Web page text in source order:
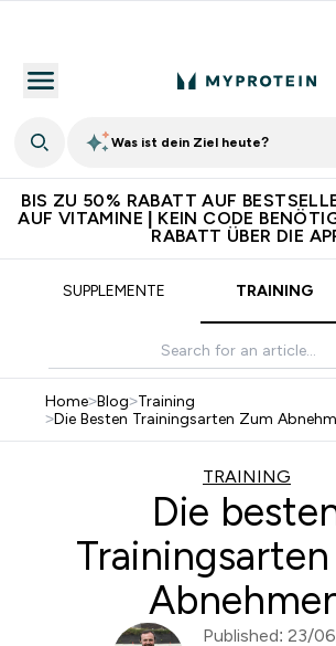
Was ist dein Ziel heute?
BIS ZU 50% RABATT AUF
AUF VITAMINE | KEIN CODE
RABATT ÜBER DIE
SUPPLEMENTE TRAINING
Home>Blog>Training
>Die Besten Trainingsarten Zum
TRAINING
Die
Published: 23/